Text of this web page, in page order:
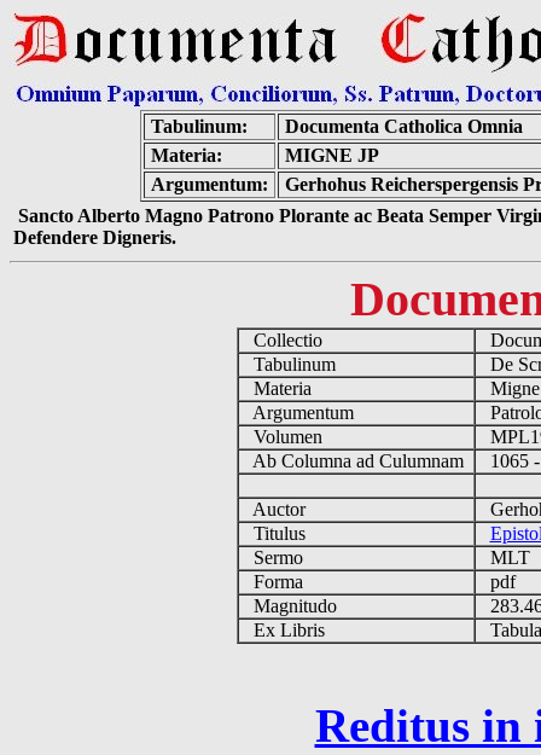
Tabulinum:
Documenta Catholica Omnia
Materia:
MIGNE JP
Argumentum:
Gerhohus Reicherspergensis
Sancto Alberto Magno Patrono Plorante ac Beata Semper
Defendere Digneris.
Collectio
Tabulinum
De
Materia
Argumentum
Volumen
Ab Columna ad Culumnam
1065
Auctor
Titulus
Sermo
MLT
Forma
pdf
Magnitudo
Ex Libris
Reditus in